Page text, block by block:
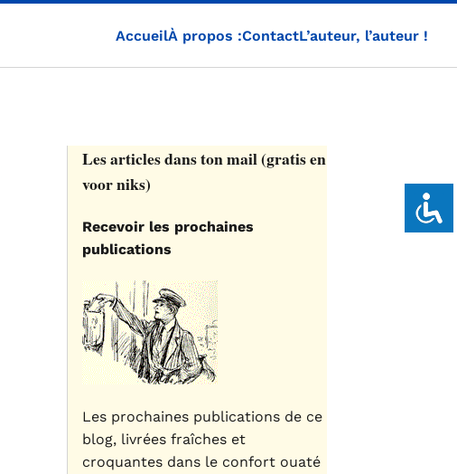
AccueilÀ propos :ContactL’auteur, l’auteur !
Les articles dans ton mail (gratis en
voor niks)
Recevoir les prochaines
publications
Les prochaines publications de ce
blog, livrées fraîches et
croquantes dans le confort ouaté